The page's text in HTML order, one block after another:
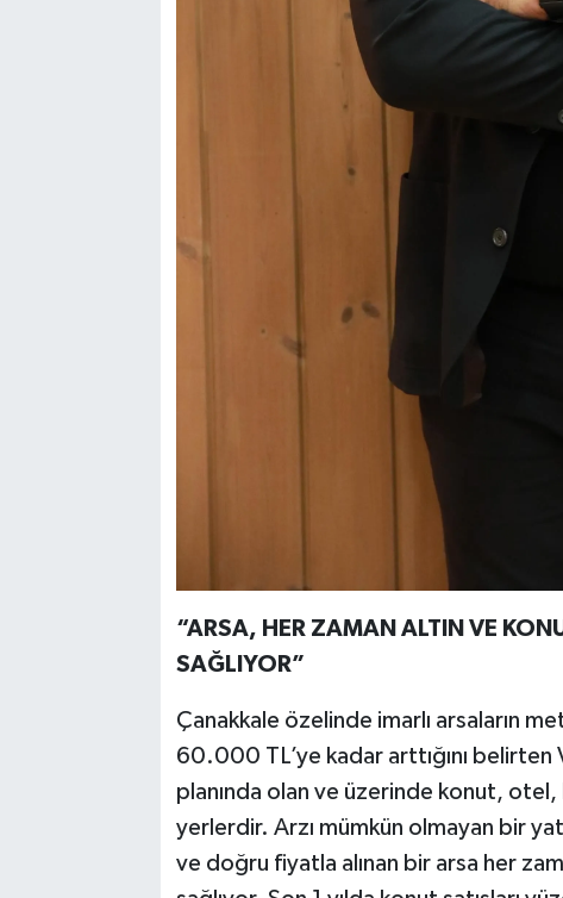
“ARSA, HER ZAMAN ALTIN VE
SAĞLIYOR”
Çanakkale özelinde imarlı arsaların
60.000 TL’ye kadar arttığını
planında olan ve üzerinde konut, otel,
yerlerdir. Arzı mümkün olmayan bir
ve doğru fiyatla alınan bir arsa her